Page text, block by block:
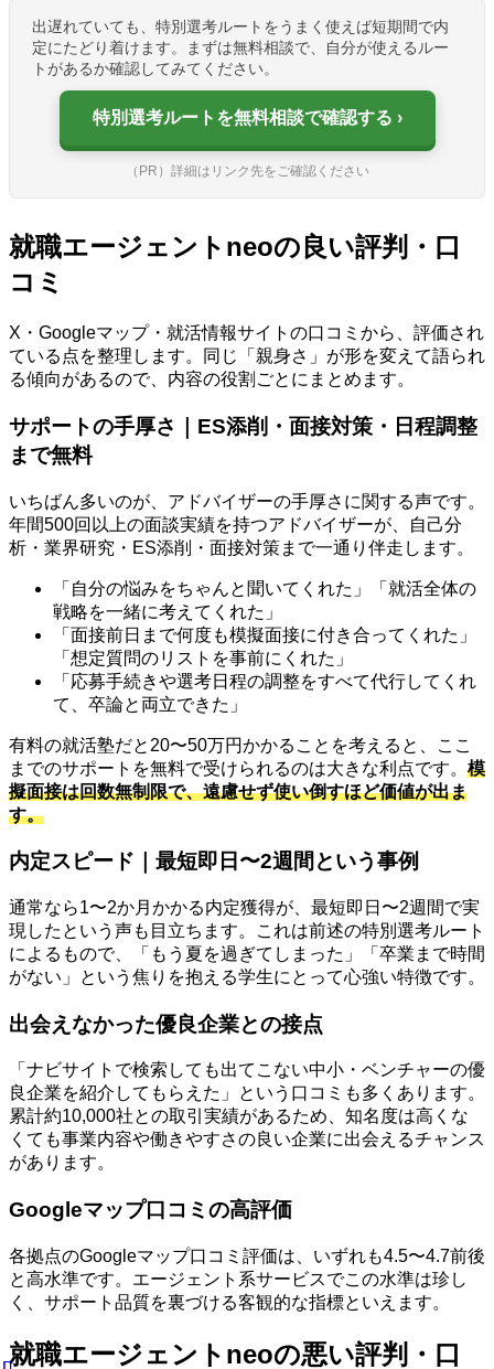
出遅れていても、特別選考ルートをうまく使えば短期間で内
定にたどり着けます。まずは無料相談で、自分が使えるルー
トがあるか確認してみてください。
特別選考ルートを無料相談で確認する
（PR）詳細はリンク先をご確認ください
就職エージェントneoの良い評判・口
コミ
X・Googleマップ・就活情報サイトの口コミから、評価され
ている点を整理します。同じ「親身さ」が形を変えて語られ
る傾向があるので、内容の役割ごとにまとめます。
サポートの手厚さ｜ES添削・面接対策・日程調整
まで無料
いちばん多いのが、アドバイザーの手厚さに関する声です。
年間500回以上の面談実績を持つアドバイザーが、自己分
析・業界研究・ES添削・面接対策まで一通り伴走します。
「自分の悩みをちゃんと聞いてくれた」「就活全体の
戦略を一緒に考えてくれた」
「面接前日まで何度も模擬面接に付き合ってくれた」
「想定質問のリストを事前にくれた」
「応募手続きや選考日程の調整をすべて代行してくれ
て、卒論と両立できた」
有料の就活塾だと20〜50万円かかることを考えると、ここ
までのサポートを無料で受けられるのは大きな利点です。 模
擬面接は回数無制限で、遠慮せず使い倒すほど価値が出ま
す。
内定スピード｜最短即日〜2週間という事例
通常なら1〜2か月かかる内定獲得が、最短即日〜2週間で実
現したという声も目立ちます。これは前述の特別選考ルート
によるもので、「もう夏を過ぎてしまった」「卒業まで時間
がない」という焦りを抱える学生にとって心強い特徴です。
出会えなかった優良企業との接点
「ナビサイトで検索しても出てこない中小・ベンチャーの優
良企業を紹介してもらえた」という口コミも多くあります。
累計約10,000社との取引実績があるため、知名度は高くな
くても事業内容や働きやすさの良い企業に出会えるチャンス
があります。
Googleマップ口コミの高評価
各拠点のGoogleマップ口コミ評価は、いずれも4.5〜4.7前後
と高水準です。エージェント系サービスでこの水準は珍し
く、サポート品質を裏づける客観的な指標といえます。
就職エージェントneoの悪い評判・口